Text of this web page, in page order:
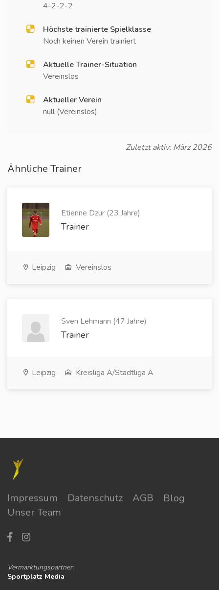
4-2-2-2
Höchste trainierte Spielklasse
Noch keinen Verein trainiert
Aktuelle Trainer-Situation
Vereinslos
Aktueller Verein
null (Vereinslos)
Zuletzt aktiv: März 2026
Ähnliche Trainer
Etienne Dzur (23 Jahre)
Trainer
Leipzig Vereinslos
Sven Lehmann (47 Jahre)
Trainer
Leipzig Kreisliga A/Stadtliga A
Impressum Datenschutz AGB
Blog
Unser Team
Vermarktungspartner:
Sportplatz Media